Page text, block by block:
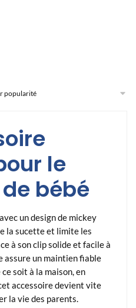
le
bébé
un design de mickey
la sucette et limite les
à son clip solide et facile à
assure un maintien fiable
soit à la maison, en
accessoire devient vite
la vie des parents.